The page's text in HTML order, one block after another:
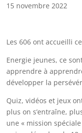
15 novembre 2022
Les 606 ont accueilli
Energie jeunes, ce
apprendre à
développer la
Quiz, vidéos et jeux
plus on s’entraîne,
une « mission